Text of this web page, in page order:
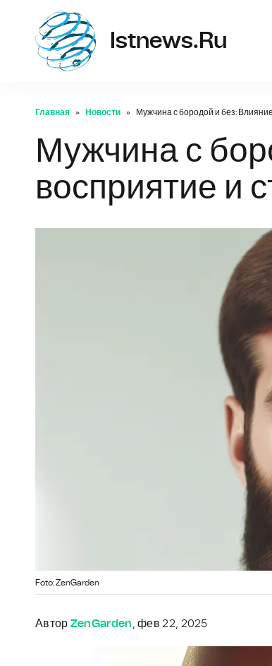
Istnews.ru
Главная Новости Мужчина с бородой и без:
Мужчина с
восприятие и
Foto: ZenGarden
Автор ZenGarden, фев 22, 2025